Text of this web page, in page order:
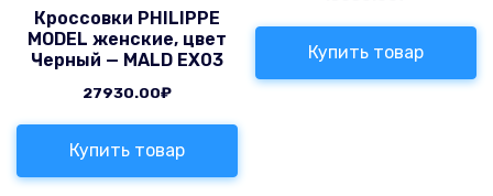
Кроссовки PHILIPPE
MODEL женские, цвет
Черный — MALD EX03
27930.00₽
Купить товар
Купить товар